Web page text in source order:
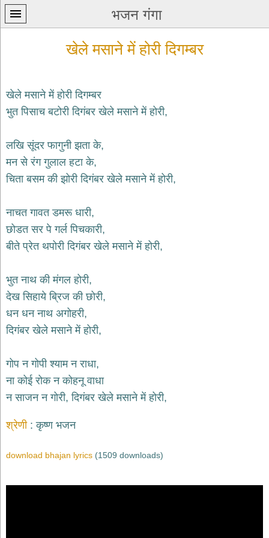
भजन गंगा
प्रथम
home
कृष्ण
भजन
krishna
शिव
भजन
bhajans
भजन
hanuman
bhajans
साईं
भजन
जैन
भजन
jain
bhajans
दुर्गा
bhajans
भजन
खेले मसाने में होरी दिगम्बर
खेले मसाने में होरी दिगम्बर
भुत पिसाच बटोरी दिगंबर खेले मसाने में होरी,
लखि सूंदर फागुनी झता के,
मन से रंग गुलाल हटा के,
चिता बसम की झोरी दिगंबर खेले मसाने में होरी,
नाचत गावत डमरू धारी,
छोडत सर पे गर्ल पिचकारी,
बीते प्रेत थपोरी दिगंबर खेले मसाने में होरी,
भुत नाथ की मंगल होरी,
देख सिहाये ब्रिज की छोरी,
धन धन नाथ अगोहरी,
दिगंबर खेले मसाने में होरी,
गोप न गोपी श्याम न राधा,
ना कोई रोक न कोहनू वाधा
न साजन न गोरी, दिगंबर खेले मसाने में होरी,
श्रेणी कृष्ण भजन
download bhajan lyrics (1509 downloads)